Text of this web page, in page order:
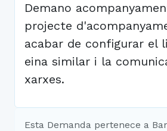
Demano
projecte
acabar de configurar el
eina similar i la
xarxes.
Esta Demanda pertenece a